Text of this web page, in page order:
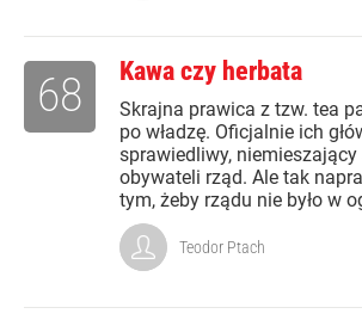
Kawa czy herbata
Skrajna prawica z tzw. tea
po władzę. Oficjalnie ich
sprawiedliwy,
obywateli rząd. Ale tak
tym, żeby rządu nie było w
68
Teodor Ptach